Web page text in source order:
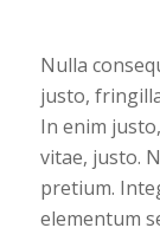
Nulla
justo,
In enim
vitae, justo.
pretium.
elementum